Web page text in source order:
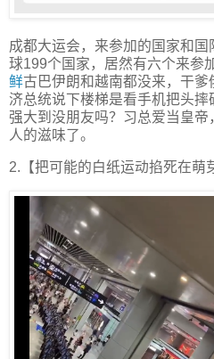
成都大运会，来参加的国家和
球199个国家，居然有六个来参加
鲜古巴伊朗和越南都没来，干
济总统说下楼梯是看手机把头
强大到没朋友吗？习总爱当皇
人的滋味了。
2.【把可能的白纸运动掐死在萌